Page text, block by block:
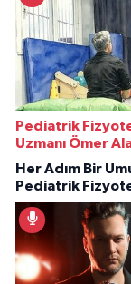
Pediatrik
Uzmanı Ömer
Her Adım Bir
Pediatrik
İlham Veren